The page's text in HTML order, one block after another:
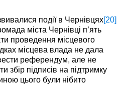
події в Чернівцях [20]
міста Чернівці п’ять
проведення місцевого
місцева влада не дала
референдум, але не
збір підписів на підтримку
цього були нібито